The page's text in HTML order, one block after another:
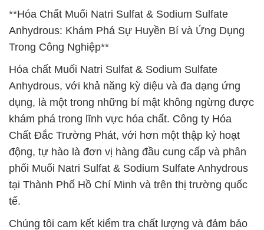
**Hóa Chất Muối Natri Sulfat & Sodium Sulfate
Anhydrous: Khám Phá Sự Huyền Bí và Ứng Dụng
Trong Công Nghiệp**
Hóa chất Muối Natri Sulfat & Sodium Sulfate
Anhydrous, với khả năng kỳ diệu và đa dạng ứng
dụng, là một trong những bí mật không ngừng được
khám phá trong lĩnh vực hóa chất. Công ty Hóa
Chất Đắc Trường Phát, với hơn một thập kỷ hoạt
động, tự hào là đơn vị hàng đầu cung cấp và phân
phối Muối Natri Sulfat & Sodium Sulfate Anhydrous
tại Thành Phố Hồ Chí Minh và trên thị trường quốc
tế.
Chúng tôi cam kết kiểm tra chất lượng và đảm bảo